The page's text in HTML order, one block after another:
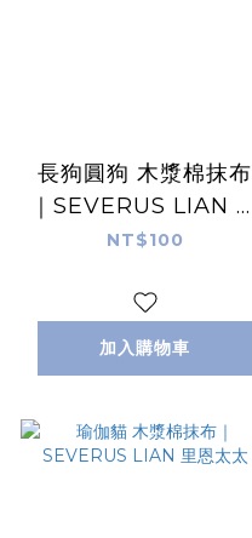
長狗圓狗 木漿棉抹布
｜SEVERUS LIAN 里
恩太太
NT$100
加入購物車